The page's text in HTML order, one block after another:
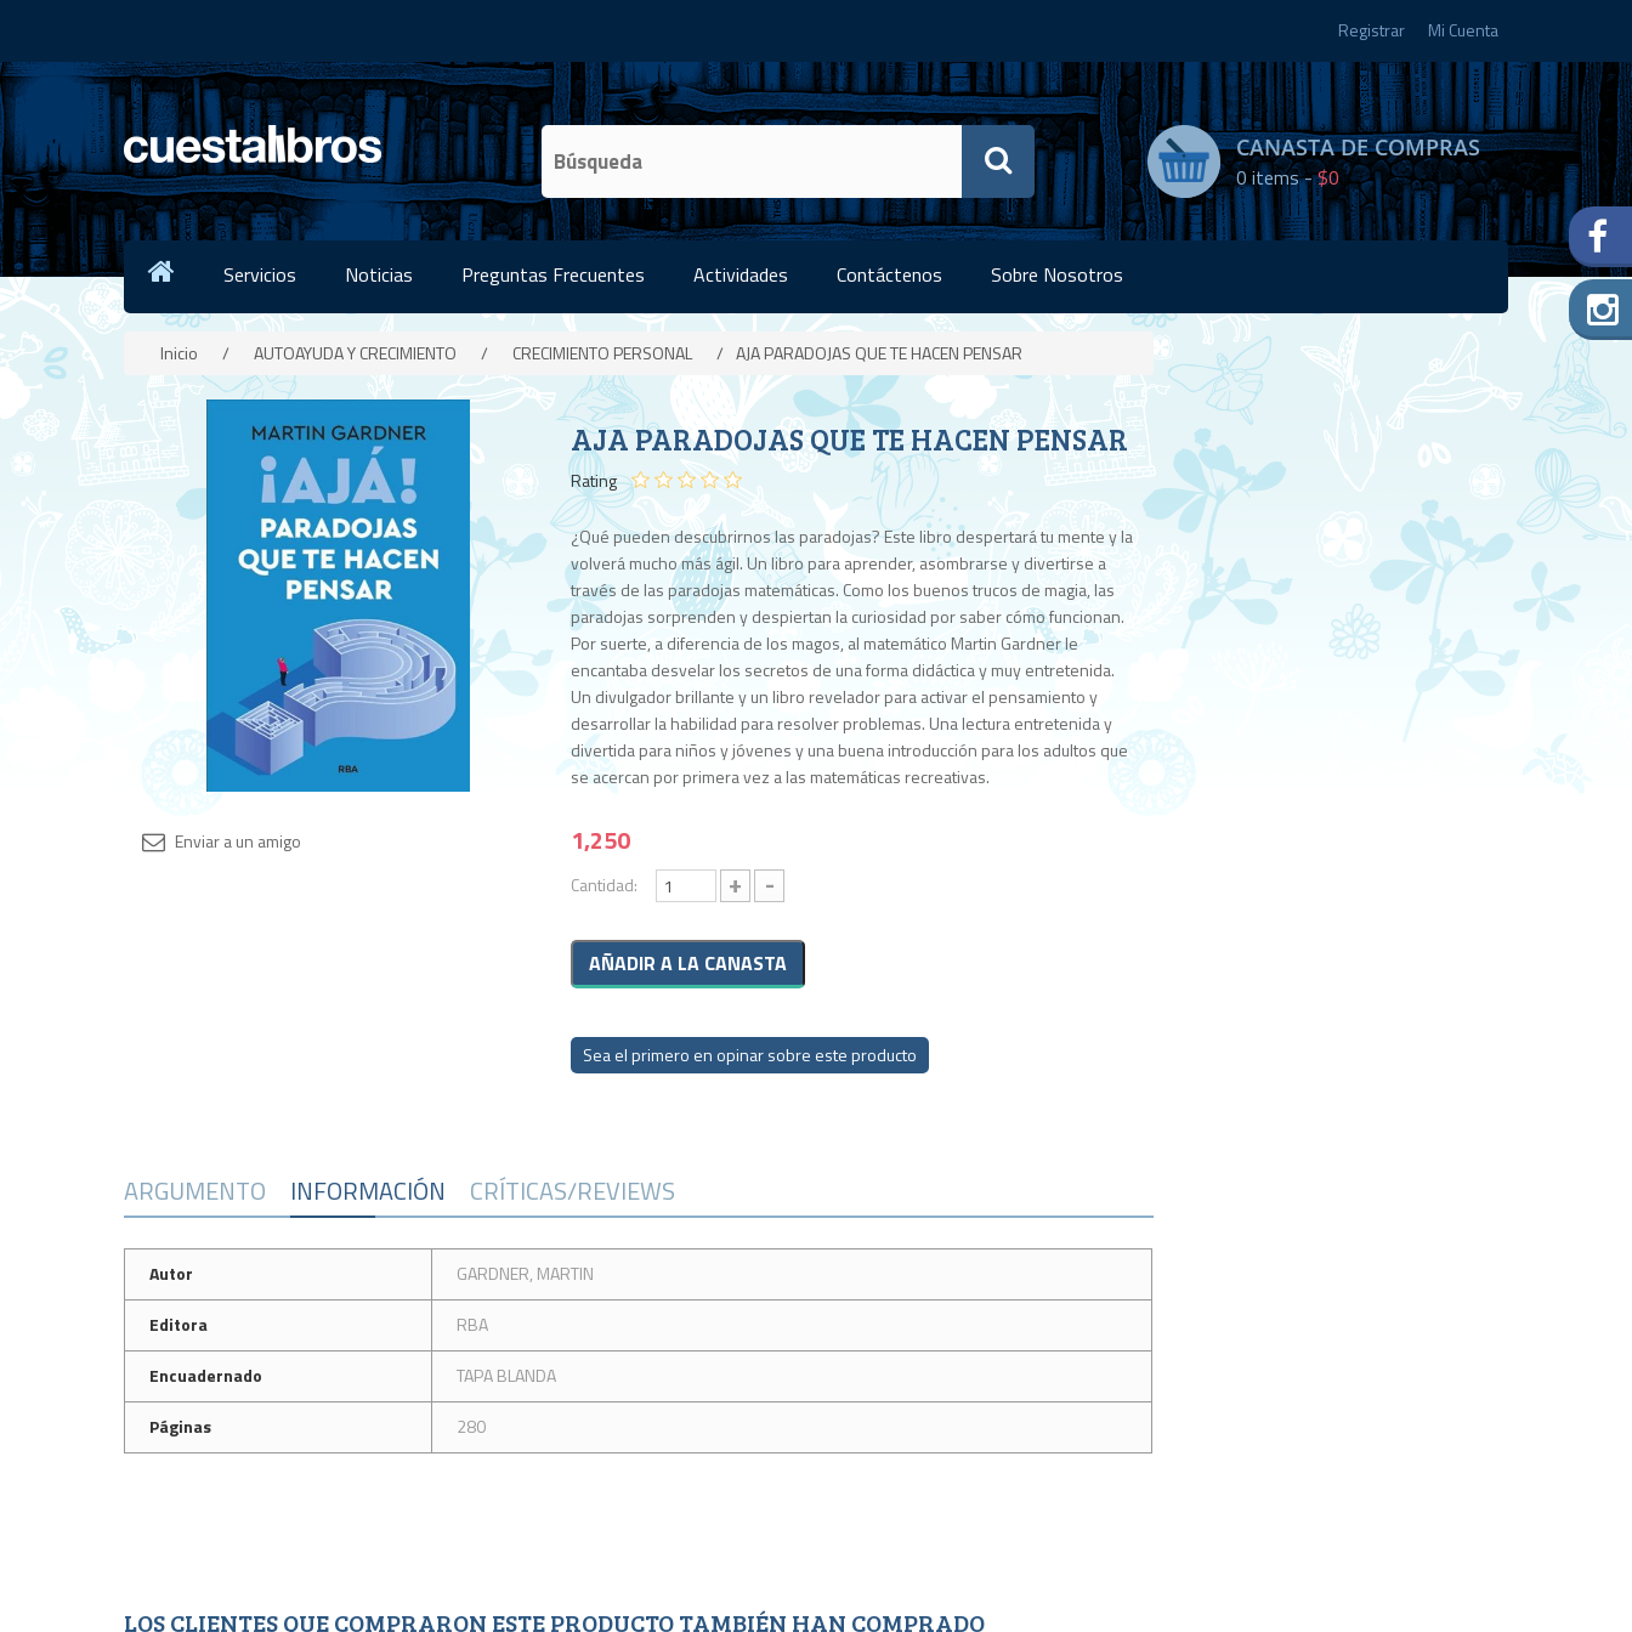
Registrar Mi Cuenta
CANASTA DE COMPRAS
0items -$0
Servicios Noticias Preguntas Frecuentes Actividades Contáctenos Sobre Nosotros
Inicio / AUTOAYUDA Y CRECIMIENTO / CRECIMIENTO PERSONAL / AJA PARADOJAS QUE TE HACEN PENSAR
AJA PARADOJAS QUE TE HACEN PENSAR
Rating
¿Qué pueden descubrirnos las paradojas? Este libro despertará tu mente y la
volverá mucho más ágil. Un libro para aprender, asombrarse y divertirse a
través de las paradojas matemáticas. Como los buenos trucos de magia, las
paradojas sorprenden y despiertan la curiosidad por saber cómo funcionan.
Por suerte, a diferencia de los magos, al matemático Martin Gardner le
encantaba desvelar los secretos de una forma didáctica y muy entretenida.
Un divulgador brillante y un libro revelador para activar el pensamiento y
desarrollar la habilidad para resolver problemas. Una lectura entretenida y
divertida para niños y jóvenes y una buena introducción para los adultos que
se acercan por primera vez a las matemáticas recreativas.
Disponibilidad:
stock
1,250
Cantidad: + -
Sea el primero en opinar sobre este producto
ARGUMENTO INFORMACIÓN CRÍTICAS/REVIEWS
Autor
GARDNER, MARTIN
Editora
RBA
Encuadernado
TAPA BLANDA
Páginas
280
LOS CLIENTES QUE COMPRARON ESTE PRODUCTO TAMBIÉN HAN COMPRADO